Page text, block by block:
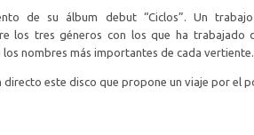
de su álbum debut “Ciclos”. Un
los tres géneros con los que ha trabajado
nombres más importantes de cada vertiente.
este disco que propone un viaje por el